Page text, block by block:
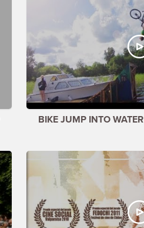
BIKE JUMP INTO WATER